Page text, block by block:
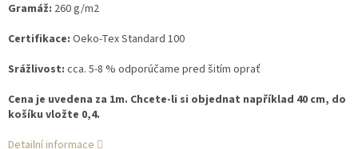
Gramáž: 260 g/m2
Certifikace: Oeko-Tex Standard 100
Srážlivost: cca. 5-8 % odporúčame pred šitím oprať
Cena je uvedena za 1m. Chcete-li si objednat například 40 cm, do
košíku vložte 0,4.
Detailní informace